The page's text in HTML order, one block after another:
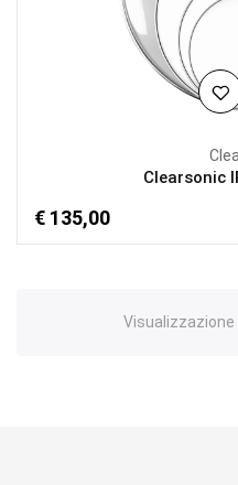
Clearsonic
€ 135,00
Visualizzazione